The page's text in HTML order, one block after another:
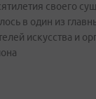
своего
в один из
искусства и